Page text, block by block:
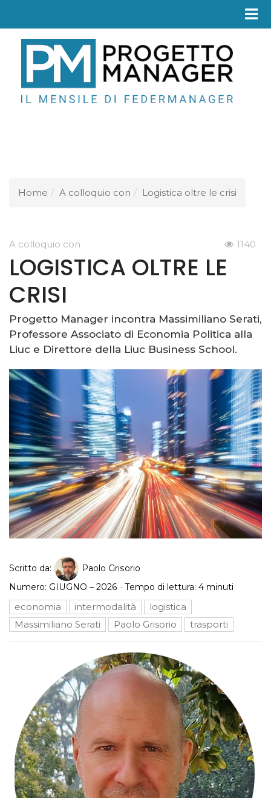
Home A colloquio con Logistica oltre le crisi
A colloquio con 1140
LOGISTICA OLTRE LE
CRISI
Progetto Manager incontra Massimiliano Serati,
Professore Associato di Economia Politica alla
Liuc e Direttore della Liuc Business School.
Scritto da:
Paolo Grisorio
Numero: GIUGNO – 2026 -Tempo di lettura: 4 minuti
economia intermodalità
logistica
Massimiliano Serati
Paolo Grisorio trasporti